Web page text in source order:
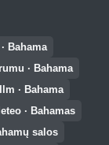
Bahama
· Bahama
Ilm · Bahama
· Bahamas
salos